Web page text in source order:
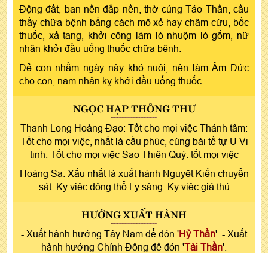
Động đất, ban nền đắp nền, thờ cúng Táo Thần, cầu
thầy chữa bệnh bằng cách mổ xẻ hay châm cứu, bốc
thuốc, xả tang, khởi công làm lò nhuộm lò gốm, nữ
nhân khởi đầu uống thuốc chữa bệnh.
Đẻ con nhằm ngày này khó nuôi, nên làm Âm Đức
cho con, nam nhân kỵ khởi đầu uống thuốc.
NGỌC HẠP THÔNG THƯ
Thanh Long Hoàng Đạo: Tốt cho mọi việc Thánh tâm:
Tốt cho mọi việc, nhất là cầu phúc, cúng bái tế tự U Vi
tinh: Tốt cho mọi việc Sao Thiên Quý: tốt mọi việc
Hoàng Sa: Xấu nhất là xuất hành Nguyệt Kiến chuyển
sát: Kỵ việc động thổ Ly sàng: Kỵ việc giá thú
HƯỚNG XUẤT HÀNH
- Xuất hành hướng Tây Nam để đón 'Hỷ Thần'. - Xuất
hành hướng Chính Đông để đón 'Tài Thần'.